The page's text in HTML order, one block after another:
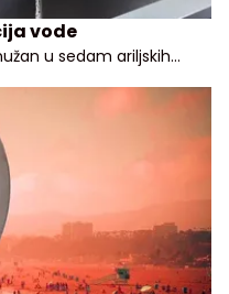
vode
u sedam ariljskih